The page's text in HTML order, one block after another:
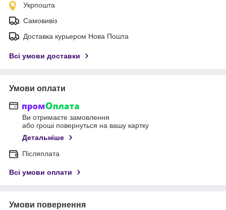
Укрпошта
Самовивіз
Доставка курьером Нова Пошта
Всі умови доставки
Умови оплати
Ви отримаєте замовлення
або гроші повернуться на вашу картку
Детальніше
Післяплата
Всі умови оплати
Умови повернення